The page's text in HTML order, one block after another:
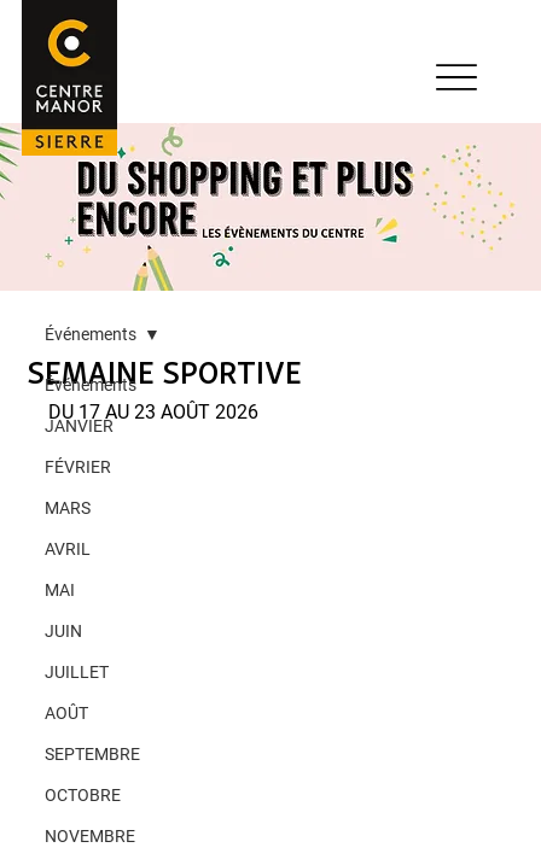
Événements
JANVIER
FÉVRIER
MARS
AVRIL
MAI
JUIN
JUILLET
AOÛT
SEPTEMBRE
OCTOBRE
NOVEMBRE
Événements
SEMAINE SPORTIVE
DU 17 AU 23 AOÛT 2026